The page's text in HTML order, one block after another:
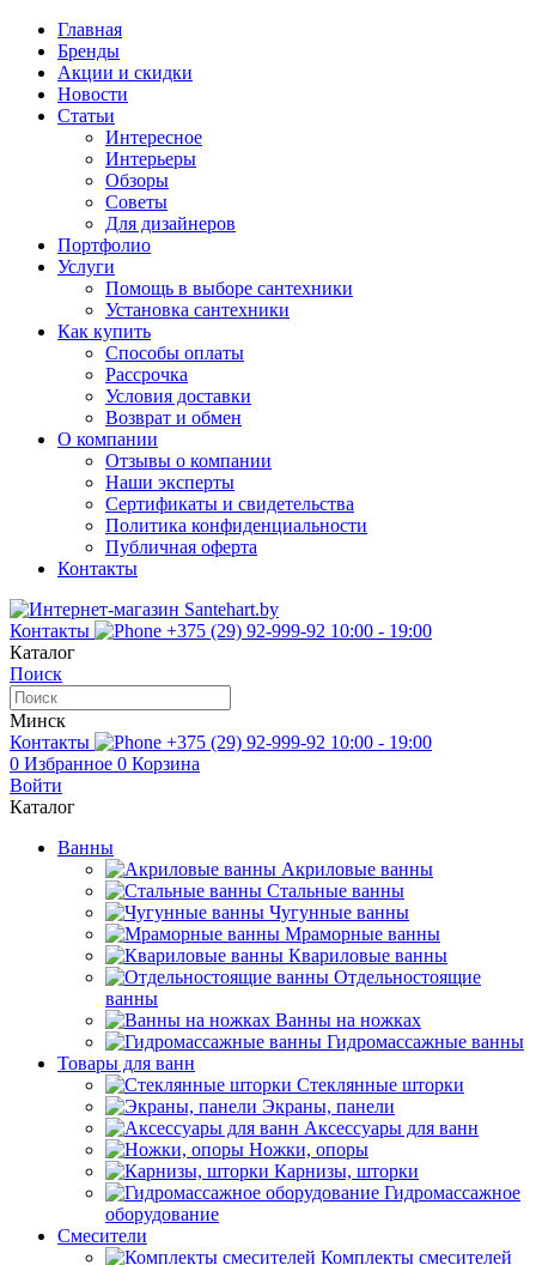
Главная
Бренды
Акции и скидки
Новости
Статьи
Интересное
Интерьеры
Обзоры
Советы
Для дизайнеров
Портфолио
Услуги
Помощь в выборе сантехники
Установка сантехники
Как купить
Способы оплаты
Рассрочка
Условия доставки
Возврат и обмен
О компании
Отзывы о компании
Наши эксперты
Сертификаты и свидетельства
Политика конфиденциальности
Публичная оферта
Контакты
Контакты +375 (29) 92-999-92 10:00 - 19:00
Каталог
Поиск
Минск
Контакты
+375 (29) 92-999-92 10:00 - 19:00
0 Избранное 0 Корзина
Войти
Каталог
Ванны
Акриловые ванны
Стальные ванны
Чугунные ванны
Мраморные ванны
Квариловые ванны
Отдельностоящие
ванны
Ванны на ножках
Гидромассажные ванны
Товары для ванн
Стеклянные шторки
Экраны, панели
Аксессуары для ванн
Ножки, опоры
Карнизы, шторки
Гидромассажное
оборудование
Смесители
Комплекты смесителей